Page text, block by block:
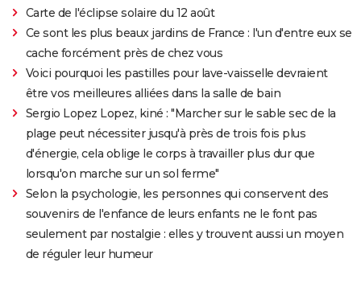
Carte de l'éclipse solaire du 12 août
Ce sont les plus beaux jardins de France : l'un d'entre eux se
cache forcément près de chez vous
Voici pourquoi les pastilles pour lave-vaisselle devraient
être vos meilleures alliées dans la salle de bain
Sergio Lopez Lopez, kiné : "Marcher sur le sable sec de la
plage peut nécessiter jusqu'à près de trois fois plus
d'énergie, cela oblige le corps à travailler plus dur que
lorsqu'on marche sur un sol ferme"
Selon la psychologie, les personnes qui conservent des
souvenirs de l'enfance de leurs enfants ne le font pas
seulement par nostalgie : elles y trouvent aussi un moyen
de réguler leur humeur